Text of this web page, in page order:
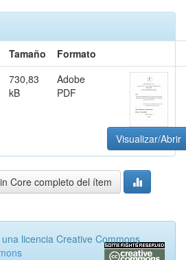
Tamaño
Formato
730,83
kB
Adobe
PDF
Visualizar/Abrir
Core completo del ítem
licencia Creative Commons